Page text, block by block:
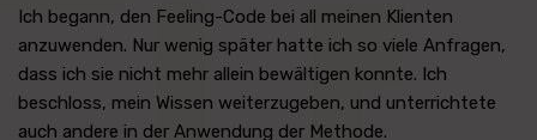
Ich begann, den Feeling-Code bei all meinen Klienten
anzuwenden. Nur wenig später hatte ich so viele Anfragen,
dass ich sie nicht mehr allein bewältigen konnte. Ich
beschloss, mein Wissen weiterzugeben, und unterrichtete
auch andere in der Anwendung der Methode.